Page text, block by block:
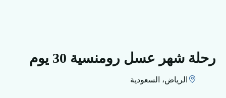
رحلة شهر عسل رومنسية 30 يوم
الرياض، السعودية